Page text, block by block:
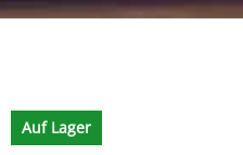
Auf Lager